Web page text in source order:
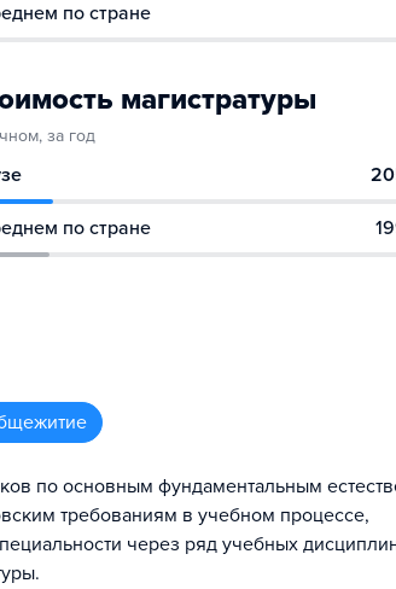
по стране
магистратуры
за год
по стране
по основным фундаментальным
требованиям в учебном процессе,
через ряд учебных